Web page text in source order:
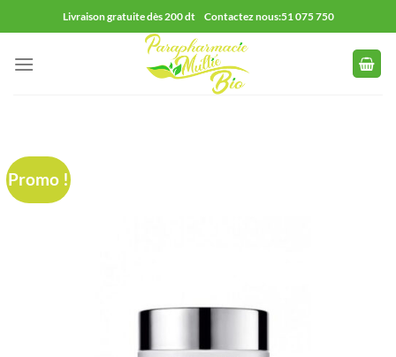
au
contenu
Livraison gratuite dès 200 dt Contactez nous:51 075 750
Promo !